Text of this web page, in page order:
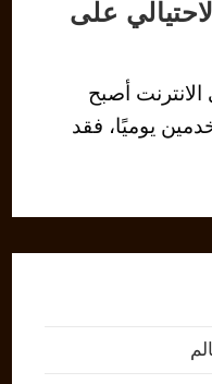
على
أصبح
يوميًا، فقد